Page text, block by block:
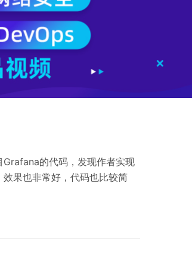
的代码，发现作者实现
果也非常好，代码也比较简